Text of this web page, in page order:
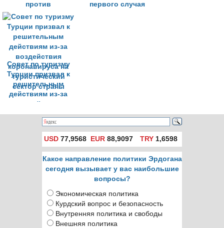
против
распространения
коронавируса в
стране
первого случая
Совет по туризму
Турции призвал к
решительным
действиям из-за
воздействия
коронавируса на
туристический
сектор страны
USD 77,9568 EUR 88,9097 TRY1,6598
Какое направление политики Эрдогана
сегодня вызывает у вас наибольшие
вопросы?
Экономическая политика
Курдский вопрос и безопасность
Внутренняя политика и свободы
Внешняя политика